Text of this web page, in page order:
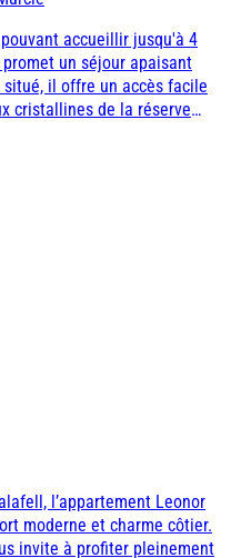
accueillir jusqu'à 4
un séjour apaisant
il offre un accès facile
cristallines de la réserve
pour un couple ou un
fonctionnelle, connexion
l’appartement Leonor
moderne et charme côtier.
invite à profiter pleinement